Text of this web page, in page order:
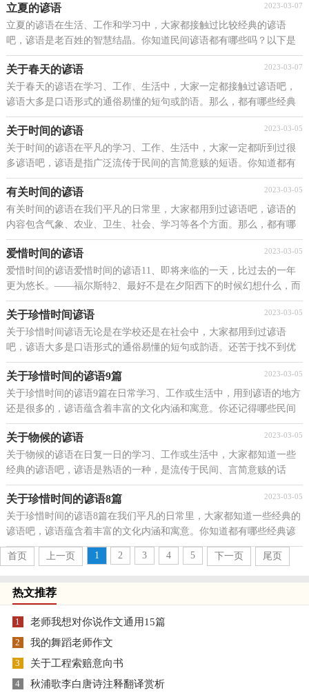
立夏的谚语 2023-03-07
立夏的谚语在生活、工作和学习中，大家都接触过比较经典的谚语
吧，谚语是老百姓的智慧结晶。你知道民间谚语都有哪些吗？以下是
小编为大家收集的立夏的谚语，仅供参考，欢迎大家阅读。...
关于春天的谚语 2023-03-07
关于春天的谚语在学习、工作、生活中，大家一定都接触过谚语吧，
谚语大多是口语形式的通俗易懂的短句或韵语。那么，都有哪些经典
谚语呢？以下是小编帮大家整理的关于春天的谚语，欢迎...
关于时间的谚语 2023-03-05
关于时间的谚语在平凡的学习、工作、生活中，大家一定都听到过很
多谚语吧，谚语是指广泛流传于民间的言简意赅的短语。你知道都有
哪些经典谚语吗？下面是小编收集整理的关于时间的...
有关时间的谚语 2023-03-05
有关时间的谚语在我们平凡的日常里，大家都用到过谚语吧，谚语的
内容包含气象、农业、卫生、社会、学习等各个方面。那么，都有哪
些经典谚语呢？下面是小编为大家整理的有关时间的谚...
爱惜时间的谚语 2023-03-05
爱惜时间的谚语爱惜时间的谚语11、即将来临的一天，比过去的一年
更为悠长。——福尔斯特2、最好不是在夕阳西下的时候幻想什么，而
要在旭日初升的时候就投入工作。——谢觉哉3、...
关于珍惜时间谚语 2023-03-05
关于珍惜时间谚语无论是在学校还是在社会中，大家都用到过谚语
吧，谚语大多是口语形式的通俗易懂的短句或韵语。还苦于找不到优
秀的谚语？以下是小编为大家整理的关于珍惜时间谚语...
关于珍惜时间的谚语9篇 2023-03-05
关于珍惜时间的谚语9篇在日常学习、工作或生活中，用到谚语的地方
还是很多的，谚语蕴含着丰富的文化内涵和寓意。你还记得哪些民间
谚语呢？以下是小编帮大家整理的关于珍惜时间的...
关于物候的谚语 2023-03-05
关于物候的谚语在日复一日的学习、工作或生活中，大家都知道一些
经典的谚语吧，谚语是熟语的一种，是流传于民间、言简意赅的话
语。还记得以前背过的谚语吗？下面是小编为大家收集的...
关于珍惜时间的谚语8篇 2023-03-05
关于珍惜时间的谚语8篇在我们平凡的日常里，大家都知道一些经典的
谚语吧，谚语蕴含着丰富的文化内涵和寓意。你知道都有哪些经典谚
语吗？下面是小编精心整理的关于珍惜时间的谚语，...
首页
上一页 1 2 3 4 5 下一页 尾页
热文推荐
1 老师我想对你说作文通用15篇
2 我的舞蹈老师作文
3 关于工程索赔意向书
4 秋浦歌李白唐诗注释翻译赏析